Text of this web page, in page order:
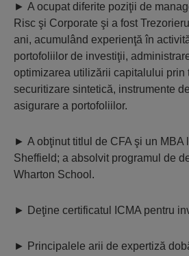
► A ocupat diferite poziţii de
Risc şi Corporate şi a fost
ani, acumulând experienţă în
portofoliilor de investiţii,
optimizarea utilizării capitalului prin
securitizare sintetică, instrumente
asigurare a portofoliilor.
► A obţinut titlul de CFA şi un MBA
Sheffield; a absolvit programul de
Wharton School.
► Deţine certificatul ICMA pentru
►
Principalele arii de expertiză